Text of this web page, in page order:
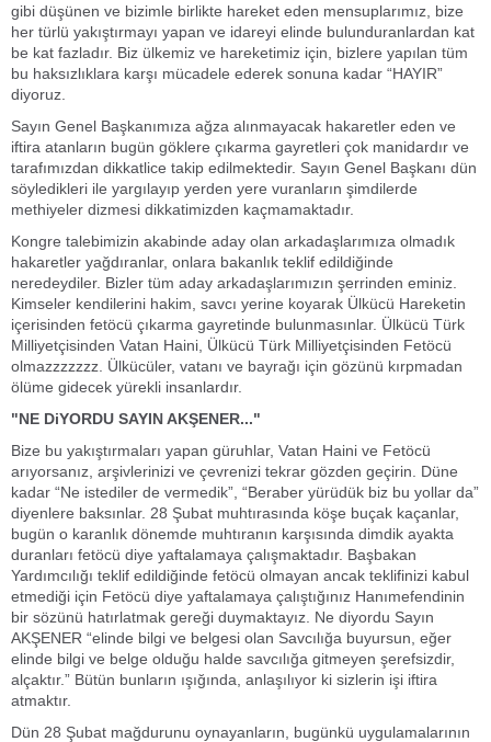
gibi düşünen ve bizimle birlikte hareket eden mensuplarımız, bize
her türlü yakıştırmayı yapan ve idareyi elinde bulunduranlardan kat
be kat fazladır. Biz ülkemiz ve hareketimiz için, bizlere yapılan tüm
bu haksızlıklara karşı mücadele ederek sonuna kadar “HAYIR”
diyoruz.
Sayın Genel Başkanımıza ağza alınmayacak hakaretler eden ve
iftira atanların bugün göklere çıkarma gayretleri çok manidardır ve
tarafımızdan dikkatlice takip edilmektedir. Sayın Genel Başkanı dün
söyledikleri ile yargılayıp yerden yere vuranların şimdilerde
methiyeler dizmesi dikkatimizden kaçmamaktadır.
Kongre talebimizin akabinde aday olan arkadaşlarımıza olmadık
hakaretler yağdıranlar, onlara bakanlık teklif edildiğinde
neredeydiler. Bizler tüm aday arkadaşlarımızın şerrinden eminiz.
Kimseler kendilerini hakim, savcı yerine koyarak Ülkücü Hareketin
içerisinden fetöcü çıkarma gayretinde bulunmasınlar. Ülkücü Türk
Milliyetçisinden Vatan Haini, Ülkücü Türk Milliyetçisinden Fetöcü
olmazzzzzzz. Ülkücüler, vatanı ve bayrağı için gözünü kırpmadan
ölüme gidecek yürekli insanlardır.
"NE DiYORDU SAYIN AKŞENER..."
Bize bu yakıştırmaları yapan güruhlar, Vatan Haini ve Fetöcü
arıyorsanız, arşivlerinizi ve çevrenizi tekrar gözden geçirin. Düne
kadar “Ne istediler de vermedik”, “Beraber yürüdük biz bu yollar da”
diyenlere baksınlar. 28 Şubat muhtırasında köşe buçak kaçanlar,
bugün o karanlık dönemde muhtıranın karşısında dimdik ayakta
duranları fetöcü diye yaftalamaya çalışmaktadır. Başbakan
Yardımcılığı teklif edildiğinde fetöcü olmayan ancak teklifinizi kabul
etmediği için Fetöcü diye yaftalamaya çalıştığınız Hanımefendinin
bir sözünü hatırlatmak gereği duymaktayız. Ne diyordu Sayın
AKŞENER “elinde bilgi ve belgesi olan Savcılığa buyursun, eğer
elinde bilgi ve belge olduğu halde savcılığa gitmeyen şerefsizdir,
alçaktır.” Bütün bunların ışığında, anlaşılıyor ki sizlerin işi iftira
atmaktır.
Dün 28 Şubat mağdurunu oynayanların, bugünkü uygulamalarının